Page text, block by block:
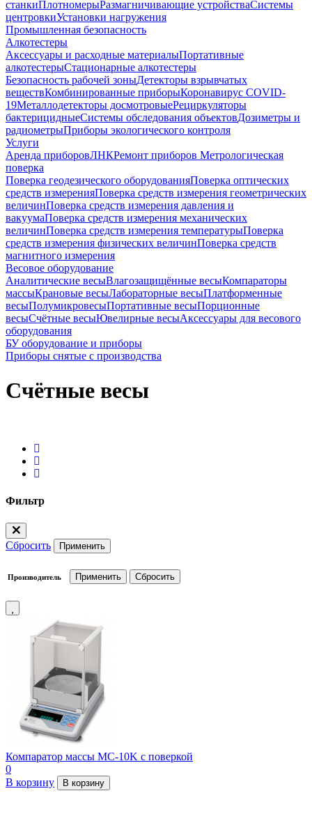
станкиПлотномерыРазмагничивающие устройстваСистемы
центровкиУстановки нагружения
Промышленная безопасность
Алкотестеры
Аксессуары и расходные материалыПортативные
алкотестерыСтационарные алкотестеры
Безопасность рабочей зоныДетекторы взрывчатых
веществКомбинированные приборыКоронавирус COVID-
19Металлодетекторы досмотровыеРециркуляторы
бактерицидныеСистемы обследования объектовДозиметры и
радиометрыПриборы экологического контроля
Услуги
Аренда приборовЛНКРемонт приборов Метрологическая
поверка
Поверка геодезического оборудованияПоверка оптических
средств измеренияПоверка средств измерения геометрических
величинПоверка средств измерения давления и
вакуумаПоверка средств измерения механических
величинПоверка средств измерения температурыПоверка
средств измерения физических величинПоверка средств
магнитного измерения
Весовое оборудование
Аналитические весыВлагозащищённые весыКомпараторы
массыКрановые весыЛабораторные весыПлатформенные
весыПолумикровесыПортативные весыПорционные
весыСчётные весыЮвелирные весыАксессуары для весового
оборудования
БУ оборудование и приборы
Приборы снятые с производства
Счётные весы
Фильтр
Сбросить Применить
Производитель
Компаратор массы MC-10K с поверкой
0
В корзину
В корзину